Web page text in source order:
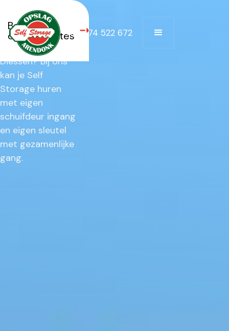
+32 474 522 672
Op zoek naar Self
Storage te huur
in de buurt van
Diessen?‎ ‍Bij ons
kan je Self
Storage huren
met eigen
schuifdeur ingang
en eigen sleutel
met gezamenlijke
gang.
Bekijk alle
opslagruimtes